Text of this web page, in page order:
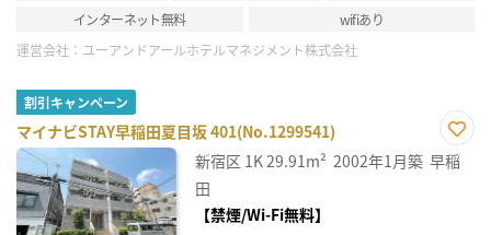
インターネット無料
wifiあり
運営会社： ユーアンドアールホテルマネジメント株式会社
割引キャンペーン
マイナビSTAY早稲田夏目坂 401(No.1299541)
お気
に入
新宿区 1K29.91m² 2002年1月築 早稲
田
【禁煙/Wi-Fi無料】